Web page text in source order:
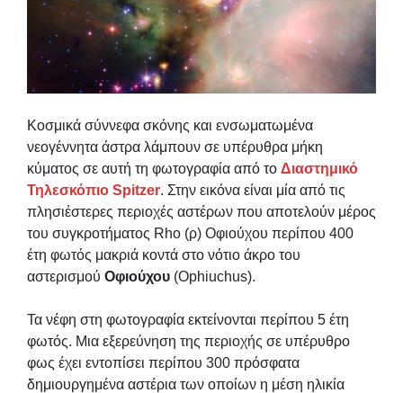
Κοσμικά σύννεφα σκόνης και ενσωματωμένα
νεογέννητα άστρα λάμπουν σε υπέρυθρα μήκη
κύματος σε αυτή τη φωτογραφία από το Διαστημικό
Τηλεσκόπιο Spitzer. Στην εικόνα είναι μία από τις
πλησιέστερες περιοχές αστέρων που αποτελούν μέρος
του συγκροτήματος Rho (ρ) Οφιούχου περίπου 400
έτη φωτός μακριά κοντά στο νότιο άκρο του
αστερισμού Οφιούχου (Ophiuchus).
Τα νέφη στη φωτογραφία εκτείνονται περίπου 5 έτη
φωτός. Μια εξερεύνηση της περιοχής σε υπέρυθρο
φως έχει εντοπίσει περίπου 300 πρόσφατα
δημιουργημένα αστέρια των οποίων η μέση ηλικία